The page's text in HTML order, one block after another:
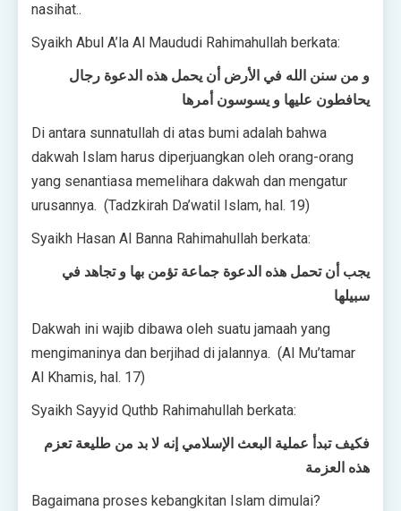
nasihat..
Syaikh Abul A’la Al Maududi Rahimahullah berkata:
و من سنن الله في الأرض أن يحمل هذه الدعوة رجال
يحافطون عليها و يسوسون أمرها
Di antara sunnatullah di atas bumi adalah bahwa
dakwah Islam harus diperjuangkan oleh orang-orang
yang senantiasa memelihara dakwah dan mengatur
urusannya. (Tadzkirah Da’watil Islam, hal. 19)
Syaikh Hasan Al Banna Rahimahullah berkata:
يجب أن تحمل هذه الدعوة جماعة تؤمن بها و تجاهد في
سبيلها
Dakwah ini wajib dibawa oleh suatu jamaah yang
mengimaninya dan berjihad di jalannya. (Al Mu’tamar
Al Khamis, hal. 17)
Syaikh Sayyid Quthb Rahimahullah berkata:
فكيف تبدأ عملية البعث الإسلامي إنه لا بد من طليعة تعزم
هذه العزمة
Bagaimana proses kebangkitan Islam dimulai?